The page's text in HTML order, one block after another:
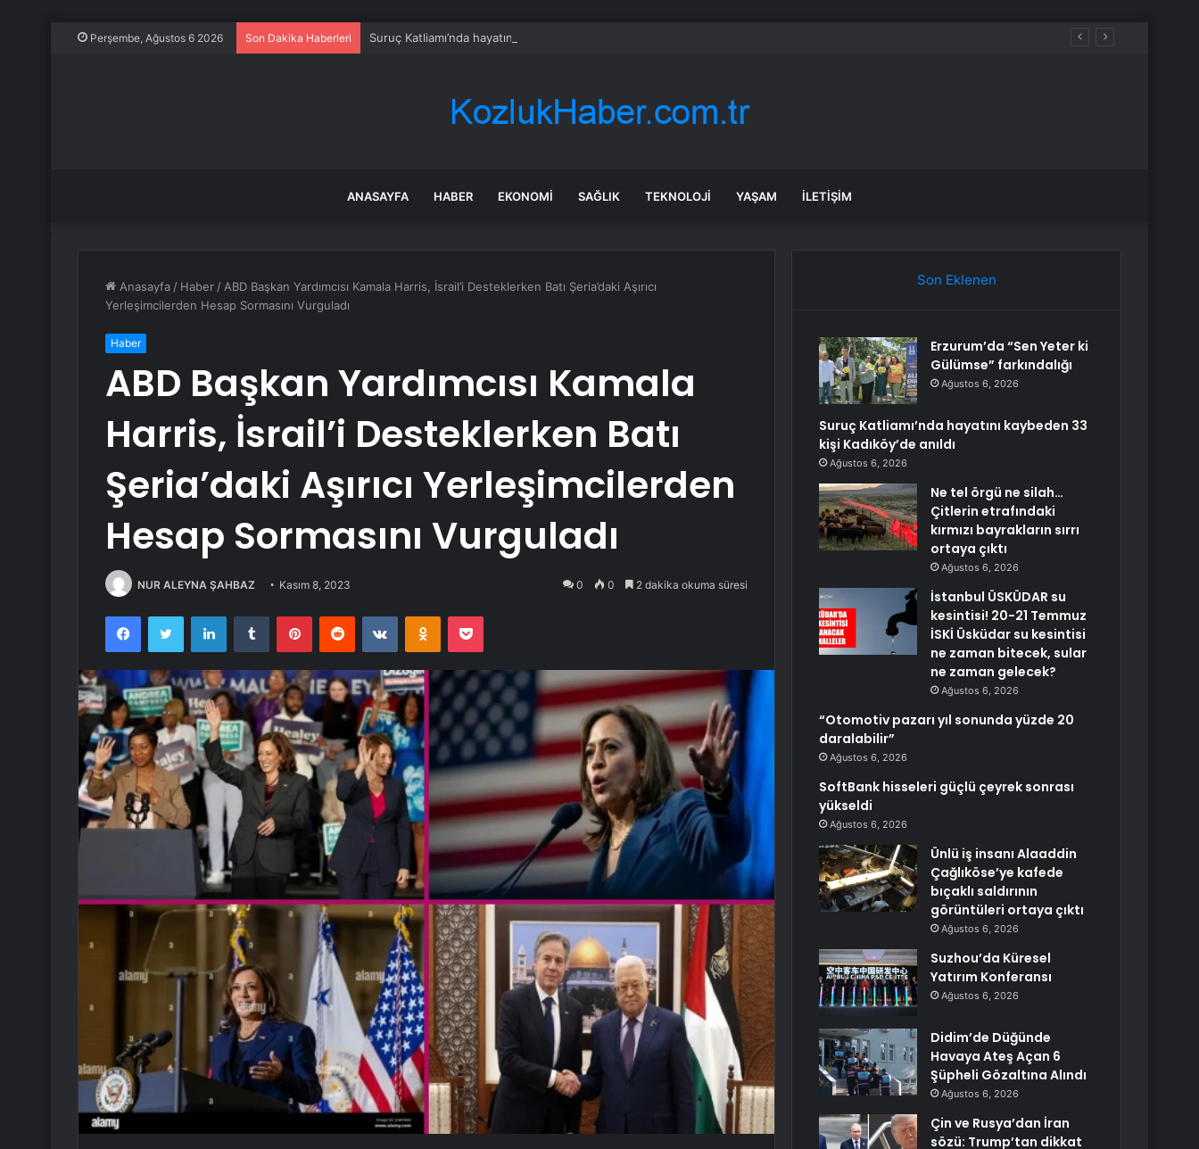
Perşembe, Ağustos 6 2026 Son Dakika Haberleri Suruç Katliamı’nda hayatını kaybeden 33 kişi Kadıköy’de anıldı
ANASAYFA HABER EKONOMI SAĞLIK TEKNOLOJI YAŞAM İLETIŞIM
Anasayfa / Haber / ABD Başkan Yardımcısı Kamala Harris, İsrail’i Desteklerken Batı Şeria’daki Aşırıcı
Yerleşimcilerden Hesap Sormasını Vurguladı
Haber
ABD Başkan Yardımcısı Kamala
Harris, İsrail’i Desteklerken Batı
Şeria’daki Aşırıcı Yerleşimcilerden
Hesap Sormasını Vurguladı
NUR ALEYNA ŞAHBAZ Kasım 8, 2023 0 0 2 dakika okuma süresi
FacebookTwitter LinkedInTumblr PinterestReddit VKontakteOdnoklassniki
Pocket
Son Eklenen
Erzurum’da “Sen Yeter ki
Gülümse” farkındalığı
Ağustos 6, 2026
Suruç Katliamı’nda hayatını kaybeden 33
kişi Kadıköy’de anıldı
Ağustos 6, 2026
Ne tel örgü ne silah…
Çitlerin etrafındaki
kırmızı bayrakların sırrı
ortaya çıktı
Ağustos 6, 2026
İstanbul ÜSKÜDAR su
kesintisi! 20-21 Temmuz
İSKİ Üsküdar su kesintisi
ne zaman bitecek, sular
ne zaman gelecek?
Ağustos 6, 2026
“Otomotiv pazarı yıl sonunda yüzde 20
daralabilir”
Ağustos 6, 2026
SoftBank hisseleri güçlü çeyrek sonrası
yükseldi
Ağustos 6, 2026
Ünlü iş insanı Alaaddin
Çağlıköse’ye kafede
bıçaklı saldırının
görüntüleri ortaya çıktı
Ağustos 6, 2026
Suzhou’da Küresel
Yatırım Konferansı
Ağustos 6, 2026
Didim’de Düğünde
Havaya Ateş Açan 6
Şüpheli Gözaltına Alındı
Ağustos 6, 2026
Çin ve Rusya’dan İran
sözü: Trump’tan dikkat